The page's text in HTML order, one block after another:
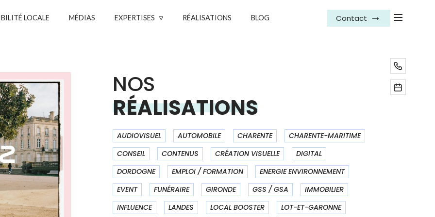
LOCALE MÉDIAS EXPERTISES RÉALISATIONS BLOG Contact
NOS
RÉALISATIONS
AUDIOVISUEL AUTOMOBILE CHARENTE
CHARENTE-MARITIME
CONSEIL
CONTENUS CRÉATION VISUELLE
DIGITAL
DORDOGNE
EMPLOI / FORMATION
ENERGIE ENVIRONNEMENT
EVENT
FUNÉRAIRE GIRONDE GSS / GSA
IMMOBILIER
INFLUENCE
LANDES LOCAL BOOSTER LOT-ET-GARONNE